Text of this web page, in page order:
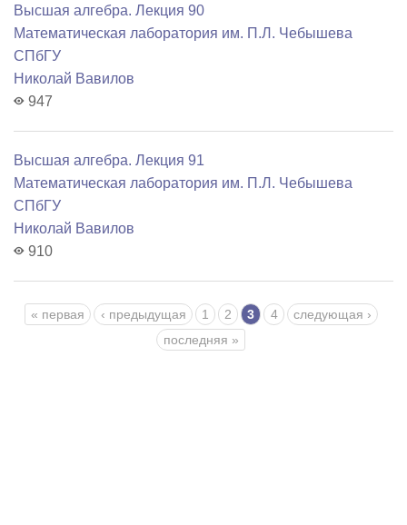
Высшая алгебра. Лекция 90
Математичеcкая лаборатория им. П.Л. Чебышева
СПбГУ
Николай Вавилов
947
Высшая алгебра. Лекция 91
Математичеcкая лаборатория им. П.Л. Чебышева
СПбГУ
Николай Вавилов
910
Страницы
« первая ‹ предыдущая 1 2 3 4
следующая ›
последняя »